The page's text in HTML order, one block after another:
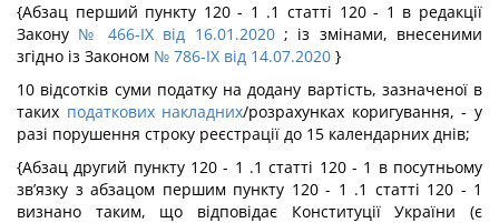
{Абзац перший пункту 120 - 1 .1 статті 120 - 1 в редакції
Закону № 466-IX від 16.01.2020; із змінами, внесеними
згідно із Законом № 786-IX від 14.07.2020 }
10 відсотків суми податку на додану вартість, зазначеної в
таких податкових накладних/розрахунках коригування, - у
разі порушення строку реєстрації до 15 календарних днів;
{Абзац другий пункту 120 - 1 .1 статті 120 - 1 в посутньому
зв’язку з абзацом першим пункту 120 - 1 .1 статті 120 - 1
визнано таким, що відповідає Конституції України (є